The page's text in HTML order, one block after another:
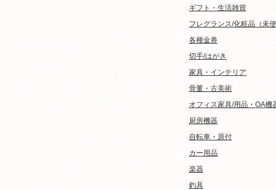
ギフト・生活雑貨
フレグランス/化粧品（未使
各種金券
切手/はがき
家具・インテリア
骨董・古美術
オフィス家具/用品・OA機
厨房機器
自転車・原付
カー用品
楽器
釣具